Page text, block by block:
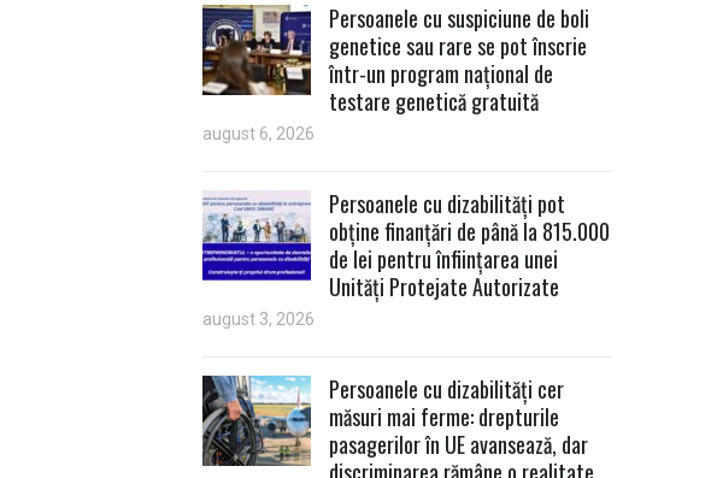
Persoanele cu suspiciune de boli
genetice sau rare se pot înscrie
într-un program național de
testare genetică gratuită
august 6, 2026
Persoanele cu dizabilități pot
obține finanțări de până la 815.000
de lei pentru înființarea unei
Unități Protejate Autorizate
august 3, 2026
Persoanele cu dizabilități cer
măsuri mai ferme: drepturile
pasagerilor în UE avansează, dar